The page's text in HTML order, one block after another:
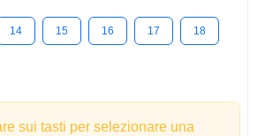
14 15 16 17 18
sui tasti per selezionare una